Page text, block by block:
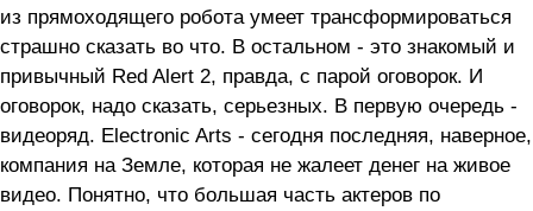
из прямоходящего робота умеет трансформироваться
страшно сказать во что. В остальном - это знакомый и
привычный Red Alert 2, правда, с парой оговорок. И
оговорок, надо сказать, серьезных. В первую очередь -
видеоряд. Electronic Arts - сегодня последняя, наверное,
компания на Земле, которая не жалеет денег на живое
видео. Понятно, что большая часть актеров по